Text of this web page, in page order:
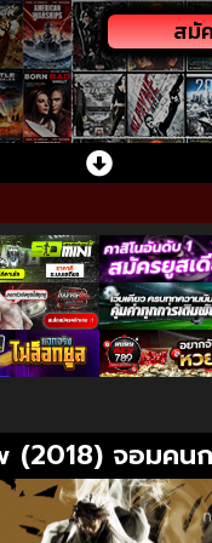
สมั
(2018) จอมคนก